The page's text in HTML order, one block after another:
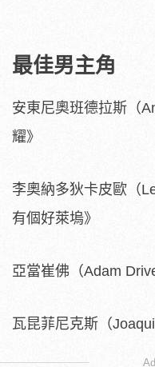
最佳男主角
安東尼奧班德拉斯（
耀》
李奧納多狄卡皮歐（
有個好萊塢》
亞當崔佛（Adam
瓦昆菲尼克斯（